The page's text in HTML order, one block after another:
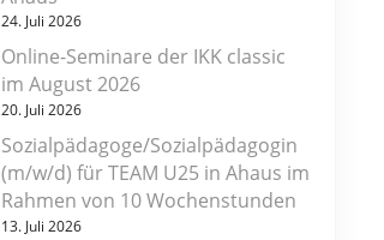
24. Juli 2026
Online-Seminare der IKK classic
im August 2026
20. Juli 2026
Sozialpädagoge/Sozialpädagogin
(m/w/d) für TEAM U25 in Ahaus im
Rahmen von 10 Wochenstunden
13. Juli 2026